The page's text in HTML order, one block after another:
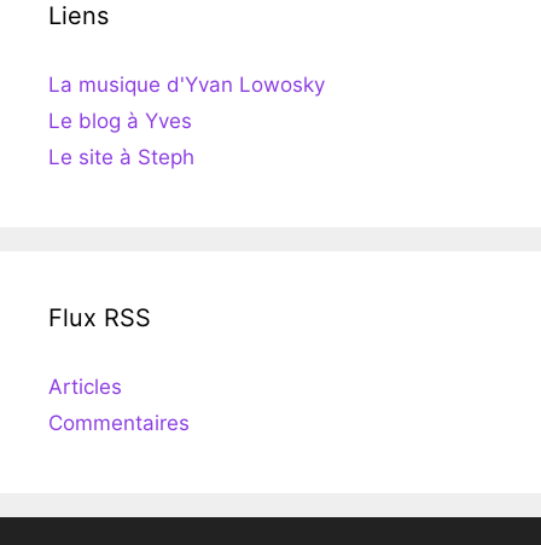
Liens
La musique d'Yvan Lowosky
Le blog à Yves
Le site à Steph
Flux RSS
Articles
Commentaires